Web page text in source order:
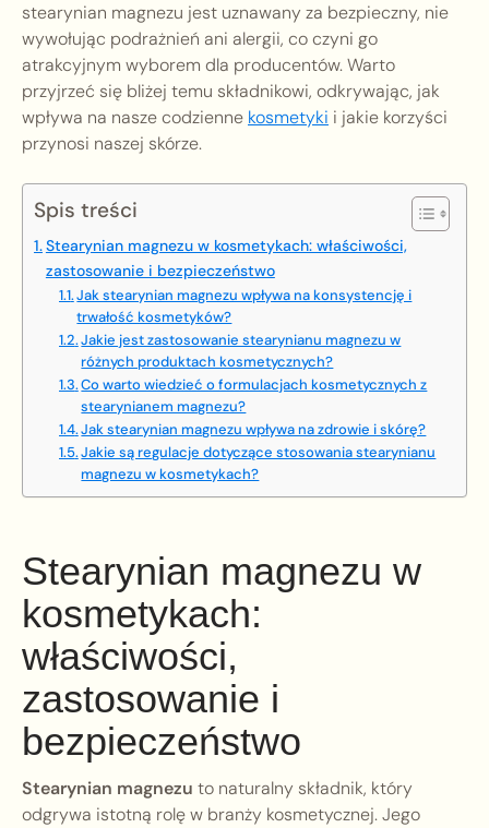
stearynian magnezu jest uznawany za bezpieczny, nie
wywołując podrażnień ani alergii, co czyni go
atrakcyjnym wyborem dla producentów. Warto
przyjrzeć się bliżej temu składnikowi, odkrywając, jak
wpływa na nasze codzienne kosmetyki i jakie korzyści
przynosi naszej skórze.
Spis treści
Stearynian magnezu w kosmetykach: właściwości,
zastosowanie i bezpieczeństwo
Jak stearynian magnezu wpływa na konsystencję i
trwałość kosmetyków?
Jakie jest zastosowanie stearynianu magnezu w
różnych produktach kosmetycznych?
Co warto wiedzieć o formulacjach kosmetycznych z
stearynianem magnezu?
Jak stearynian magnezu wpływa na zdrowie i skórę?
Jakie są regulacje dotyczące stosowania stearynianu
magnezu w kosmetykach?
Stearynian magnezu w
kosmetykach:
właściwości,
zastosowanie i
bezpieczeństwo
Stearynian magnezu to naturalny składnik, który
odgrywa istotną rolę w branży kosmetycznej. Jego